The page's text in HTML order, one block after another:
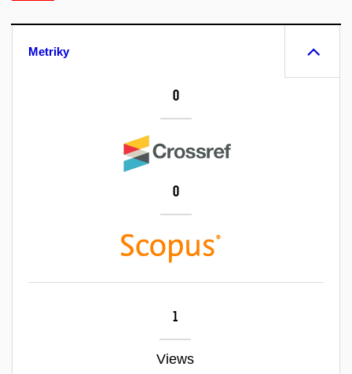
Metriky
0
0
1
Views